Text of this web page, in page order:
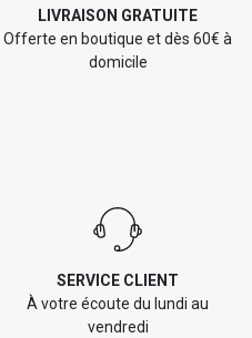
LIVRAISON GRATUITE
Offerte en boutique et dès 60€ à
domicile
SERVICE CLIENT
À votre écoute du lundi au
vendredi